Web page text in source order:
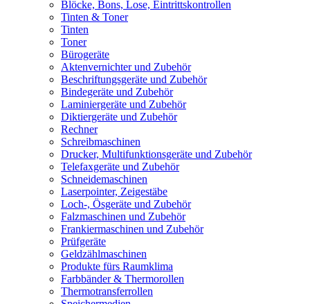
Blöcke, Bons, Lose, Eintrittskontrollen
Tinten & Toner
Tinten
Toner
Bürogeräte
Aktenvernichter und Zubehör
Beschriftungsgeräte und Zubehör
Bindegeräte und Zubehör
Laminiergeräte und Zubehör
Diktiergeräte und Zubehör
Rechner
Schreibmaschinen
Drucker, Multifunktionsgeräte und Zubehör
Telefaxgeräte und Zubehör
Schneidemaschinen
Laserpointer, Zeigestäbe
Loch-, Ösgeräte und Zubehör
Falzmaschinen und Zubehör
Frankiermaschinen und Zubehör
Prüfgeräte
Geldzählmaschinen
Produkte fürs Raumklima
Farbbänder & Thermorollen
Thermotransferrollen